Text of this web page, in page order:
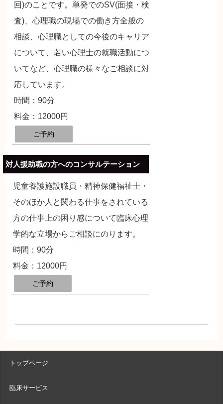
回)のことです。単発でのSV(面接・検
査)、心理職の現場での働き方全般の
相談、心理職としての今後のキャリア
について、若い心理士の就職活動につ
いてなど、心理職の様々なご相談に対
応しています。
時間：90分
料金：12000円
ご予約
対人援助職の方へのコンサルテーション
児童養護施設職員・精神保健福祉士・
そのほか人と関わる仕事をされている
方の仕事上の困り感について臨床心理
学的な立場からご相談にのります。
時間：90分
料金：12000円
ご予約
トップページ
臨床サービス